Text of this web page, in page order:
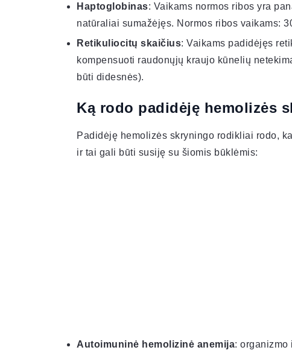
Haptoglobinas: Vaikams normos ribos yra
natūraliai sumažėjęs. Normos ribos vaikams:
Retikuliocitų skaičius: Vaikams padidėjęs
kompensuoti raudonųjų kraujo kūnelių
būti didesnės).
Ką rodo padidėję hemolizės
Padidėję hemolizės skryningo rodikliai rodo,
ir tai gali būti susiję su šiomis būklėmis:
Autoimuninė hemolizinė anemija: organizmo